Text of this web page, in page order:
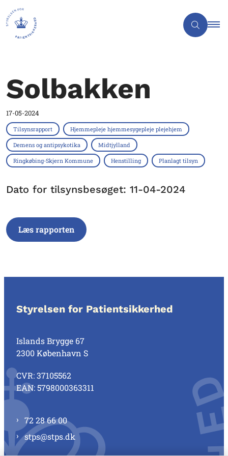
Solbakken
17-05-2024
Tilsynsrapport Hjemmepleje hjemmesygepleje plejehjem
Demens og antipsykotika Midtjylland
Ringkøbing-Skjern Kommune Henstilling Planlagt tilsyn
Dato for tilsynsbesøget: 11-04-2024
Læs rapporten
Styrelsen for Patientsikkerhed
Islands Brygge 67
2300 København S
CVR: 37105562
EAN: 5798000363311
72 28 66 00
stps@stps.dk